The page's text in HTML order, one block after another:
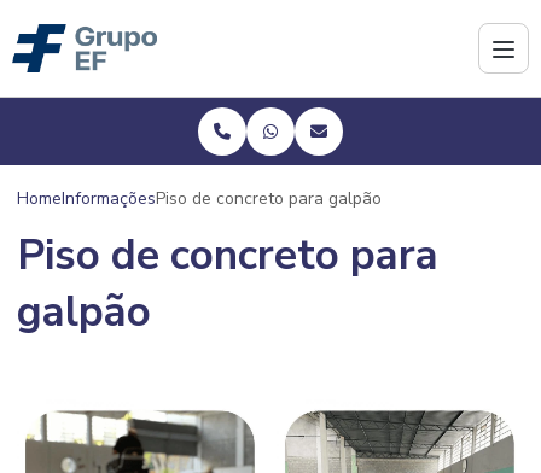
HomeInformaçõesPiso de concreto para galpão
Piso de concreto para
galpão